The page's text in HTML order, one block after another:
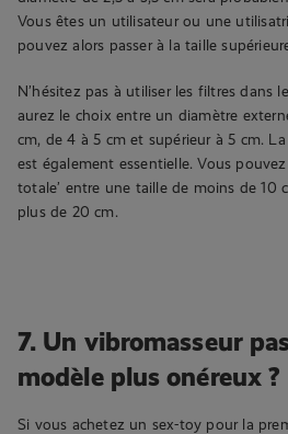
Vous êtes un utilisateur ou une
pouvez alors passer à la taille
N’hésitez pas à utiliser les filtres dans
aurez le choix entre un diamètre
cm, de 4 à 5 cm et supérieur à 5 cm.
est également essentielle. Vous
totale’ entre une taille de moins de 10
plus de 20 cm.
7. Un vibromasseur
modèle plus onéreux ?
Si vous achetez un sex-toy pour la